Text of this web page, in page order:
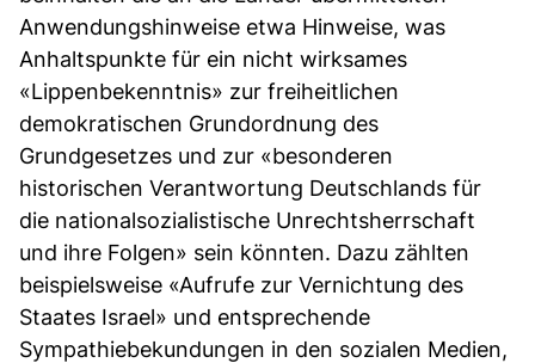
Anwendungshinweise etwa Hinweise, was
Anhaltspunkte für ein nicht wirksames
«Lippenbekenntnis» zur freiheitlichen
demokratischen Grundordnung des
Grundgesetzes und zur «besonderen
historischen Verantwortung Deutschlands für
die nationalsozialistische Unrechtsherrschaft
und ihre Folgen» sein könnten. Dazu zählten
beispielsweise «Aufrufe zur Vernichtung des
Staates Israel» und entsprechende
Sympathiebekundungen in den sozialen Medien,